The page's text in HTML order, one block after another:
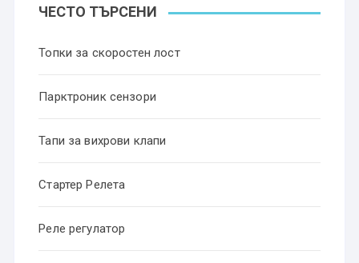
ЧЕСТО ТЪРСЕНИ
Топки за скоростен лост
Парктроник сензори
Тапи за вихрови клапи
Стартер Релета
Реле регулатор